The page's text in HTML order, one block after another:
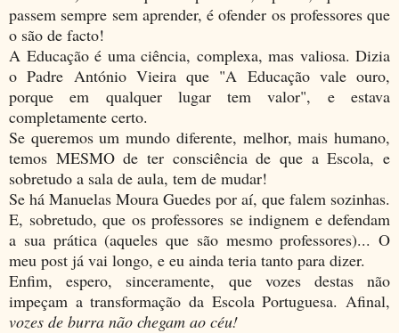
passem sempre sem aprender, é ofender os professores que
o são de facto!
A Educação é uma ciência, complexa, mas valiosa. Dizia
o Padre António Vieira que "A Educação vale ouro,
porque em qualquer lugar tem valor", e estava
completamente certo.
Se queremos um mundo diferente, melhor, mais humano,
temos MESMO de ter consciência de que a Escola, e
sobretudo a sala de aula, tem de mudar!
Se há Manuelas Moura Guedes por aí, que falem sozinhas.
E, sobretudo, que os professores se indignem e defendam
a sua prática (aqueles que são mesmo professores)... O
meu post já vai longo, e eu ainda teria tanto para dizer.
Enfim, espero, sinceramente, que vozes destas não
impeçam a transformação da Escola Portuguesa. Afinal,
vozes de burra não chegam ao céu!